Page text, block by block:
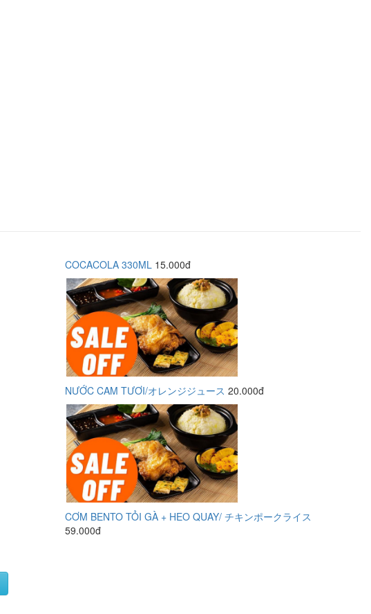
COCACOLA 330ML 15.000đ
NƯỚC CAM TƯƠI/オレンジジュース 20.000đ
CƠM BENTO TỎI GÀ + HEO QUAY/ チキンポークライス
59.000đ